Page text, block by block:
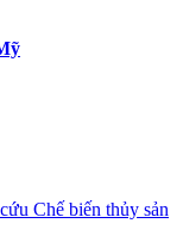
Chế biến thủy sản